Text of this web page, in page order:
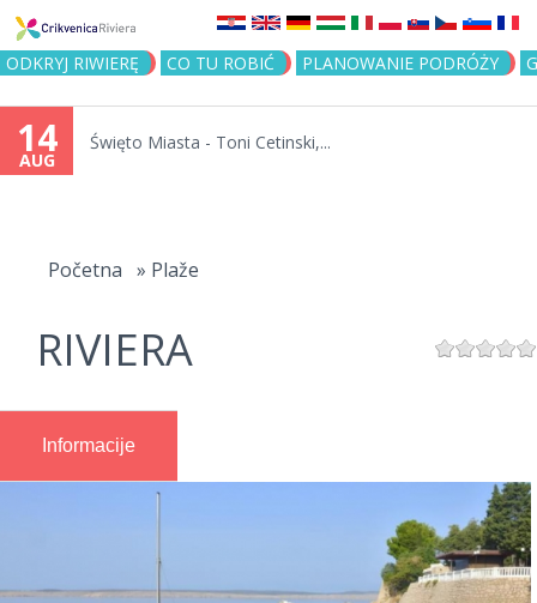
Jump to navigation
ODKRYJ RIWIERĘ CO TU ROBIĆ PLANOWANIE PODRÓŻY
14
AUG
Święto Miasta - Toni Cetinski,...
Početna » Plaže
RIVIERA
Informacije